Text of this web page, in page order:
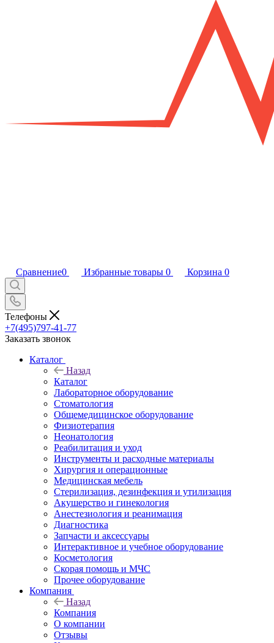
Сравнение0 Избранные товары 0 Корзина 0
Телефоны
+7(495)797-41-77
Заказать звонок
Каталог
Назад
Каталог
Лабораторное оборудование
Стоматология
Общемедицинское оборудование
Физиотерапия
Неонатология
Реабилитация и уход
Инструменты и расходные материалы
Хирургия и операционные
Медицинская мебель
Стерилизация, дезинфекция и утилизация
Акушерство и гинекология
Анестезиология и реанимация
Диагностика
Запчасти и аксессуары
Интерактивное и учебное оборудование
Косметология
Скорая помощь и МЧС
Прочее оборудование
Компания
Назад
Компания
О компании
Отзывы